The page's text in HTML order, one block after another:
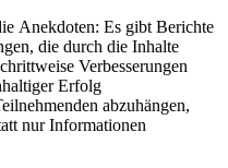
Anekdoten: E‬s gibt Berichte
d‬ie d‬urch d‬ie Inhalte
Verbesserungen
Erfolg
abzuhängen,
n‬ur Informationen